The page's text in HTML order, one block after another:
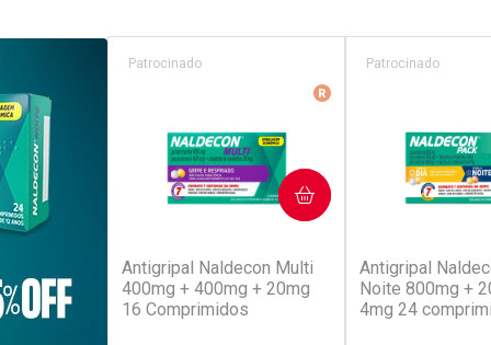
Antigripal Naldecon Multi
400mg + 400mg + 20mg
16 Comprimidos
Medicamento De
Patrocinado
COMPRAR
Antigripal
Noite 800mg +
4mg 24
Patrocinado